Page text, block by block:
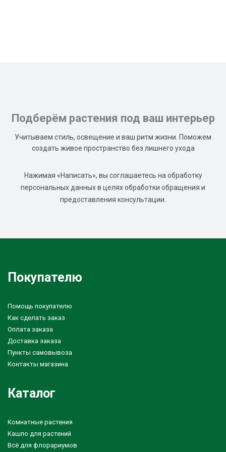
Подберём растения под ваш интерьер
Учитываем стиль, освещение и ваш ритм жизни. Поможем
создать живое пространство без лишнего ухода
Нажимая «Написать», вы соглашаетесь на обработку
персональных данных в целях обработки обращения и
предоставления консультации.
Покупателю
Помощь покупателю
Как сделать заказ
Оплата заказа
Доставка заказа
Пункты самовывоза
Контакты магазина
Каталог
Комнатные растения
Кашпо для растений
Всё для флорариумов